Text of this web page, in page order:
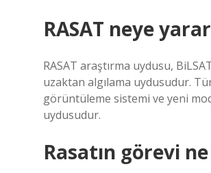
RASAT neye
RASAT araştırma uydusu,
uzaktan algılama uydusudur.
görüntüleme sistemi ve yeni
uydusudur.
Rasatın görevi